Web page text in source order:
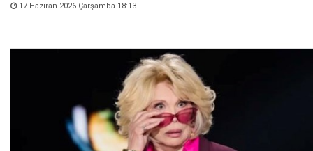
17 Haziran 2026 Çarşamba 18:13